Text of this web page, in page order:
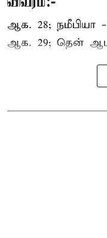
ஆக. 28; நமீபியா
ஆக. 29; தென்